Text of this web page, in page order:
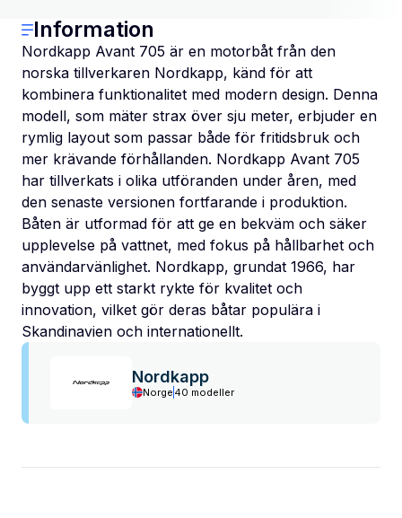
Information
Nordkapp Avant 705 är en motorbåt från den
norska tillverkaren Nordkapp, känd för att
kombinera funktionalitet med modern design. Denna
modell, som mäter strax över sju meter, erbjuder en
rymlig layout som passar både för fritidsbruk och
mer krävande förhållanden. Nordkapp Avant 705
har tillverkats i olika utföranden under åren, med
den senaste versionen fortfarande i produktion.
Båten är utformad för att ge en bekväm och säker
upplevelse på vattnet, med fokus på hållbarhet och
användarvänlighet. Nordkapp, grundat 1966, har
byggt upp ett starkt rykte för kvalitet och
innovation, vilket gör deras båtar populära i
Skandinavien och internationellt.
Nordkapp
Norge 40 modeller